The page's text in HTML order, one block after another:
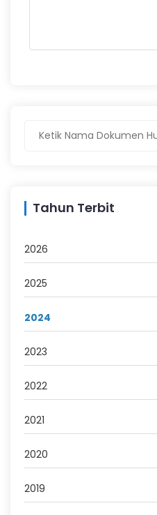
Tahun Terbit
2026
2025
2024
2023
2022
2021
2020
2019